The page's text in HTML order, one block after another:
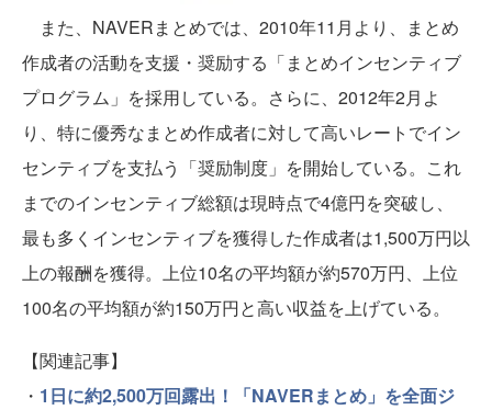
また、NAVERまとめでは、2010年11月より、まとめ
作成者の活動を支援・奨励する「まとめインセンティブ
プログラム」を採用している。さらに、2012年2月よ
り、特に優秀なまとめ作成者に対して高いレートでイン
センティブを支払う「奨励制度」を開始している。これ
までのインセンティブ総額は現時点で4億円を突破し、
最も多くインセンティブを獲得した作成者は1,500万円以
上の報酬を獲得。上位10名の平均額が約570万円、上位
100名の平均額が約150万円と高い収益を上げている。
【関連記事】
・ 1日に約2,500万回露出！「NAVERまとめ」を全面ジ